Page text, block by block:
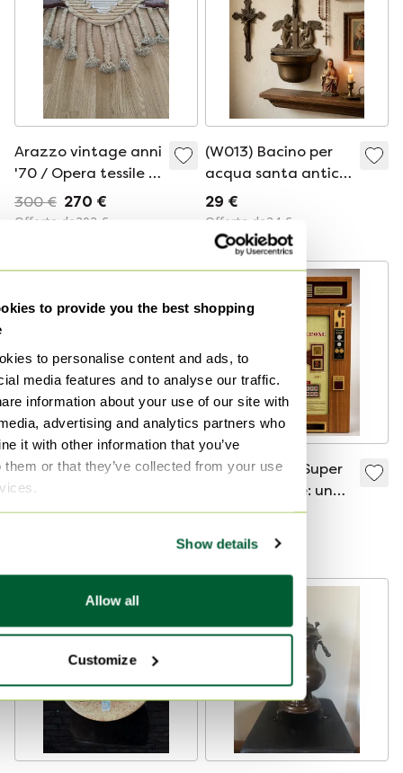
to provide you the best shopping
to personalise content and ads, to
media features and to analyse our traffic.
information about your use of our site with
advertising and analytics partners who
it with other information that you’ve
them or that they’ve collected from your use
Show details
Allow all
Customize
Arazzo vintage anni
'70 / Opera tessile –
Nello stile di Don
Freedman
300 € 270 €
Offerta da202 €
(W013) Bacino per
acqua santa antico
in bronzo, inizio
1900, Francia
29 €
Offerta da24 €
baule vintage in
vimini
55 €
Slot machine Super
Krone vintage: un
raro oggetto da
collezione dal
design retrò.
400 €
Offerta da300 €